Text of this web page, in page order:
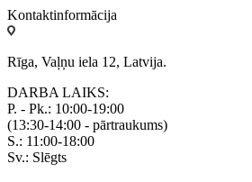
Kontaktinformācija
Rīga, Vaļņu iela 12, Latvija.
DARBA LAIKS:
P. - Pk.: 10:00-19:00
(13:30-14:00 - pārtraukums)
S.: 11:00-18:00
Sv.: Slēgts